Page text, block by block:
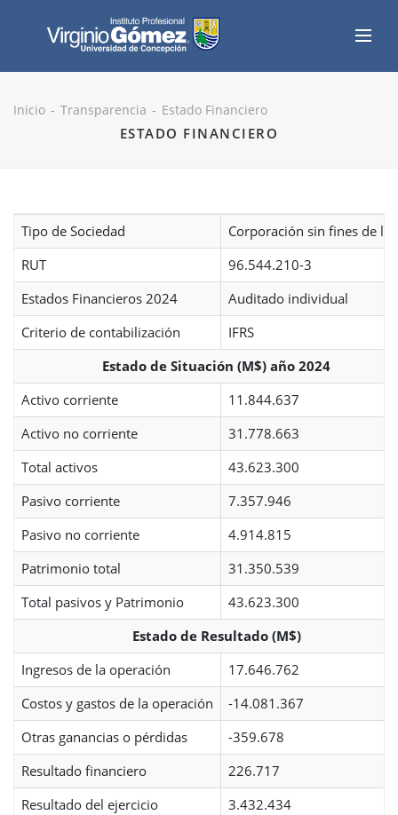
Inicio Transparencia Estado Financiero
ESTADO FINANCIERO
Tipo de Sociedad
Corporación sin fines de
RUT
96.544.210-3
Estados Financieros 2024
Auditado individual
Criterio de contabilización
IFRS
Estado de Situación (M$) año 2024
Activo corriente
11.844.637
Activo no corriente
31.778.663
Total activos
43.623.300
Pasivo corriente
7.357.946
Pasivo no corriente
4.914.815
Patrimonio total
31.350.539
Total pasivos y Patrimonio
43.623.300
Estado de Resultado (M$)
Ingresos de la operación
17.646.762
Costos y gastos de la operación
-14.081.367
Otras ganancias o pérdidas
-359.678
Resultado financiero
226.717
Resultado del ejercicio
3.432.434